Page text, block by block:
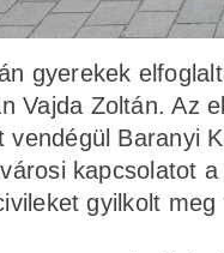
gyerekek
Vajda Zoltán. Az
vendégül Baranyi
kapcsolatot
gyilkolt